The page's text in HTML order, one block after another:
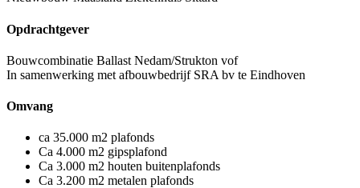
Opdrachtgever
Bouwcombinatie Ballast Nedam/Strukton vof
In samenwerking met afbouwbedrijf SRA bv te Eindhoven
Omvang
ca 35.000 m2 plafonds
Ca 4.000 m2 gipsplafond
Ca 3.000 m2 houten buitenplafonds
Ca 3.200 m2 metalen plafonds